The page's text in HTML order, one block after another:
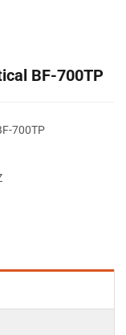
BF-700TP
700TP